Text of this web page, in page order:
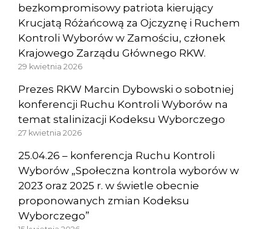
bezkompromisowy patriota kierujący
Krucjatą Różańcową za Ojczyznę i Ruchem
Kontroli Wyborów w Zamościu, członek
Krajowego Zarządu Głównego RKW.
29 kwietnia 2026
Prezes RKW Marcin Dybowski o sobotniej
konferencji Ruchu Kontroli Wyborów na
temat stalinizacji Kodeksu Wyborczego
27 kwietnia 2026
25.04.26 – konferencja Ruchu Kontroli
Wyborów „Społeczna kontrola wyborów w
2023 oraz 2025 r. w świetle obecnie
proponowanych zmian Kodeksu
Wyborczego”